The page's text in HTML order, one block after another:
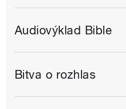
Audiovýklad Bible
Bitva o rozhlas